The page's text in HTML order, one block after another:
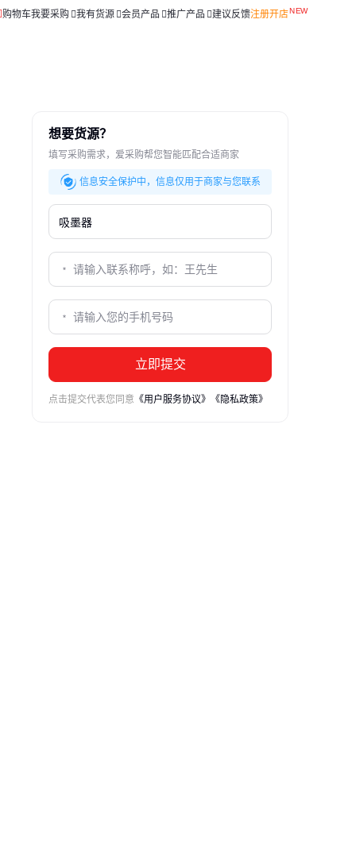
购物车我要采购 我有货源 会员产品 推广产品 建议反馈注册开店
想要货源？
填写采购需求，爱采购帮您智能匹配合适商家
信息安全保护中，信息仅用于商家与您联系
立即提交
点击提交代表您同意 《用户服务协议》 《隐私政策》